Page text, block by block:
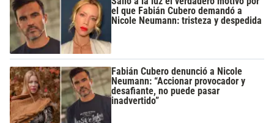
el que Fabián Cubero demandó a
Nicole Neumann: tristeza y despedida
Fabián Cubero denunció a Nicole
Neumann: “Accionar provocador y
desafiante, no puede pasar
inadvertido”